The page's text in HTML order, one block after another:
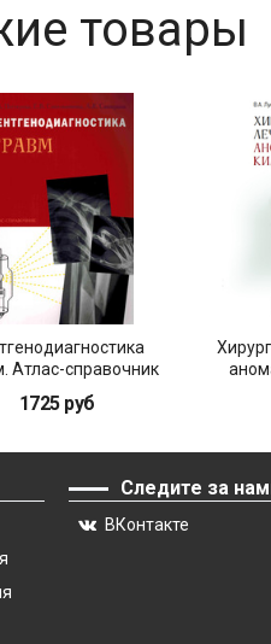
товары
Атлас­-справочник
1725 руб
Следите за
ВКонтакте